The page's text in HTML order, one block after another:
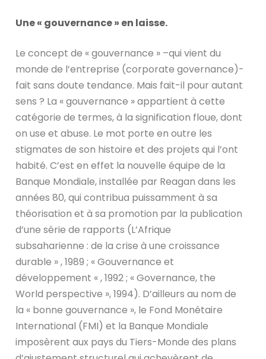
Une « gouvernance » en laisse.
Le concept de « gouvernance » –qui vient du
monde de l’entreprise (corporate governance)-
fait sans doute tendance. Mais fait-il pour autant
sens ? La « gouvernance » appartient à cette
catégorie de termes, à la signification floue, dont
on use et abuse. Le mot porte en outre les
stigmates de son histoire et des projets qui l’ont
habité. C’est en effet la nouvelle équipe de la
Banque Mondiale, installée par Reagan dans les
années 80, qui contribua puissamment à sa
théorisation et à sa promotion par la publication
d’une série de rapports (L’Afrique
subsaharienne : de la crise à une croissance
durable » , 1989 ; « Gouvernance et
développement « , 1992 ; « Governance, the
World perspective », 1994). D’ailleurs au nom de
la « bonne gouvernance », le Fond Monétaire
International (FMI) et la Banque Mondiale
imposèrent aux pays du Tiers-Monde des plans